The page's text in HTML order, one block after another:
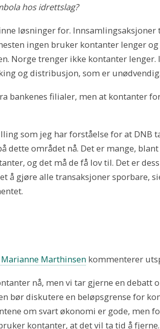
hos idrettslag?
løsninger for.
ingen bruker kontanter lenger og
Norge trenger ikke kontanter lenger.
og distribusjon, som er unødvendig.
bankenes filialer, men at kontanter
som jeg har forståelse for at DNB
dette området nå. Det er mange,
og det må de få lov til. Det er
å gjøre alle transaksjoner sporbare,
Marthinsen kommenterer
nå, men vi tar gjerne en debatt
bør diskutere en beløpsgrense for
om svart økonomi er gode, men
kontanter, at det vil ta tid å fjerne.